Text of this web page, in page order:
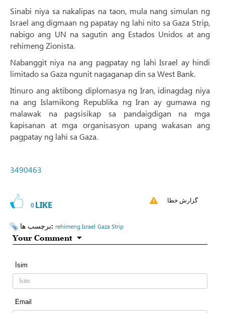
Sinabi niya sa nakalipas na taon, mula nang simulan ng
Israel ang digmaan ng papatay ng lahi nito sa Gaza Strip,
nabigo ang UN na sagutin ang Estados Unidos at ang
rehimeng Zionista.
Nabanggit niya na ang pagpatay ng lahi Israel ay hindi
limitado sa Gaza ngunit nagaganap din sa West Bank.
Itinuro ang aktibong diplomasya ng Iran, idinagdag niya
na ang Islamikong Republika ng Iran ay gumawa ng
malawak na pagsisikap sa pandaigdigan na mga
kapisanan at mga organisasyon upang wakasan ang
pagpatay ng lahi sa Gaza.
3490463
0 LIKE گزارش خطا
برچسب ها: rehimeng Israel Gaza Strip
Your Comment
İsim
Email